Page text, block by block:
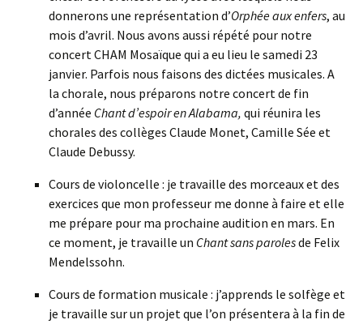
donnerons une représentation d’Orphée aux enfers, au
mois d’avril. Nous avons aussi répété pour notre
concert CHAM Mosaïque qui a eu lieu le samedi 23
janvier. Parfois nous faisons des dictées musicales. A
la chorale, nous préparons notre concert de fin
d’année Chant d’espoir en Alabama, qui réunira les
chorales des collèges Claude Monet, Camille Sée et
Claude Debussy.
Cours de violoncelle : je travaille des morceaux et des
exercices que mon professeur me donne à faire et elle
me prépare pour ma prochaine audition en mars. En
ce moment, je travaille un Chant sans parolesde Felix
Mendelssohn.
Cours de formation musicale : j’apprends le solfège et
je travaille sur un projet que l’on présentera à la fin de